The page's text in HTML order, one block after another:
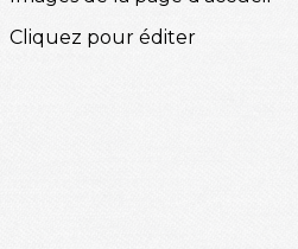
Cliquez pour éditer